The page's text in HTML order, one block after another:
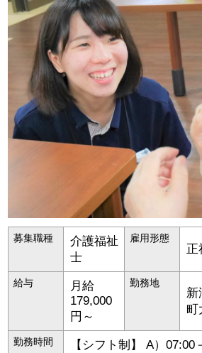
募集職種
介護福祉
士
雇用形態
正
給与
月給
179,000
円～
勤務地
新
町
勤務時間
【シフト制】 A）07:00